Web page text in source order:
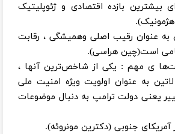
بیشترین بازده اقتصادی و ژئوپلیتیک
عنوان رقیب اصلی وهمیشگی ، رقابت
است(چین هراسی).
ی مهم : یکی از شاخص‌ترین آنها ،
لاتین به عنوان اولویت ویژه امنیت ملی
یعنی دولت ترامپ به دنبال موضوعات
آمریکای جنوبی (دکترین مونروئه).